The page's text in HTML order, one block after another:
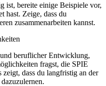
ist, bereite einige Beispiele vor,
hast. Zeige, dass du
zusammenarbeiten kannst.
beruflicher Entwicklung,
fragst, die SPIE
dass du langfristig an der